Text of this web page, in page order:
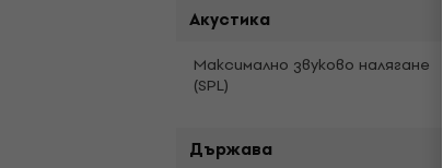
Акустика
Максимално звуково налягане
(SPL)
Държава